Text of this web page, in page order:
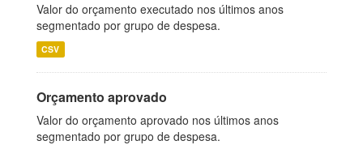
Valor do orçamento executado nos últimos anos
segmentado por grupo de despesa.
CSV
Orçamento aprovado
Valor do orçamento aprovado nos últimos anos
segmentado por grupo de despesa.